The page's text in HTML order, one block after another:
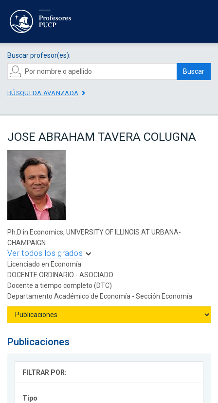
Buscar profesor(es):
Buscar
BÚSQUEDA AVANZADA
JOSE ABRAHAM TAVERA COLUGNA
Ph.D in Economics, UNIVERSITY OF ILLINOIS AT URBANA-
CHAMPAIGN
Ver todos los grados
Licenciado en Economía
DOCENTE ORDINARIO - ASOCIADO
Docente a tiempo completo (DTC)
Departamento Académico de Economía - Sección Economía
Publicaciones
FILTRAR POR:
Tipo